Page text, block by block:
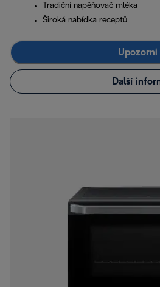
Tradiční napěňovač mléka
Široká nabídka receptů
Upozorni
Další